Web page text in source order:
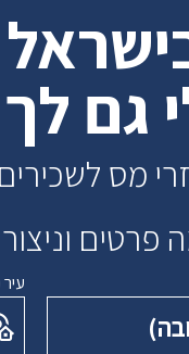
גם
מס
פרטים